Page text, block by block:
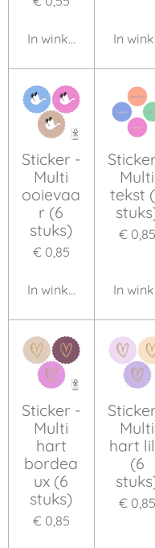
In winkelwagenIn
Sticker -
Multi
ooievaa
r (6
stuks)
€ 0,85
In winkelwagen
Multi
tekst
€ 0,85
In
Sticker -
Multi
hart
bordea
ux (6
stuks)
€ 0,85
Multi
hart
(6
€ 0,85